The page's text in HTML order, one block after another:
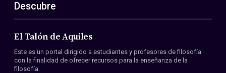
Descubre
El Talón de Aquiles
Este es un portal dirigido a estudiantes y profesores de filosofía
con la finalidad de ofrecer recursos para la enseñanza de la
filosofía.